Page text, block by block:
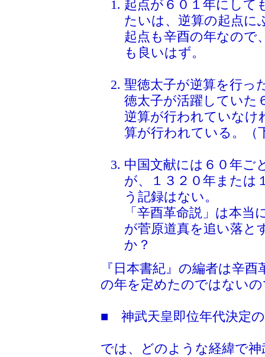
起点が６０１年にして
たいは、逆算の起点に
起点も辛酉の年なので
も良いはず。
聖徳太子が逆算を行っ
徳太子が活躍していた
逆算が行われていなけ
算が行われている。（
中国文献には６０年ご
が、１３２０年または
う記録はない。
「辛酉革命説」は本
が菅原道真を追い落と
か？
『日本書紀』の編者は辛
の年を定めたのではない
■ 神武天皇即位年代決定
では、どのような経緯で